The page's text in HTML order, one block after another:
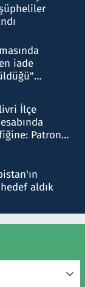
iade
İlçe
Patron
aldık